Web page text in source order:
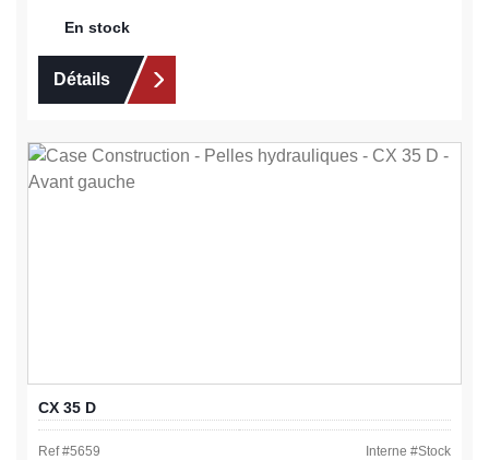
En stock
Détails
CX 35 D
Ref #5659 Interne #Stock